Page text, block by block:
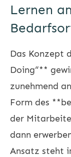
Lernen
Das Konzept
Doing“**
zunehmend
Form des
der
dann
Ansatz steht